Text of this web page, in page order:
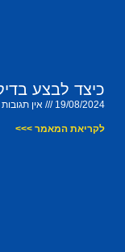
כיצד לבצע
19/08/2024 אין תגובות
לקריאת המאמר >>>